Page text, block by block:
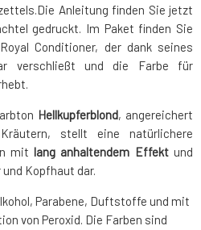
Die Anleitung finden Sie jetzt
gedruckt. Im Paket finden Sie
Conditioner, der dank seines
verschließt und die Farbe für
Hellkupferblond, angereichert
stellt eine natürlichere
mitlang anhaltendem Effektund
Kopfhaut dar.
Parabene, Duftstoffe und mit
von Peroxid. Die Farben sind